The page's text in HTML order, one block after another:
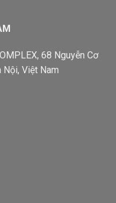
68 Nguyễn Cơ
Nội, Việt Nam